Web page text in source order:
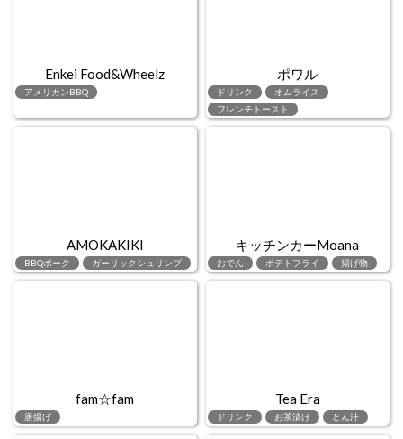
Enkei Food&Wheelz
アメリカンBBQ
ポワル
ドリンク
オムライス
フレンチトースト
AMOKAKIKI
BBQポーク ガーリックシュリンプ
キッチンカーMoana
おでん ポテトフライ 揚げ物
fam☆fam
唐揚げ
Tea Era
ドリンク お茶漬け とん汁